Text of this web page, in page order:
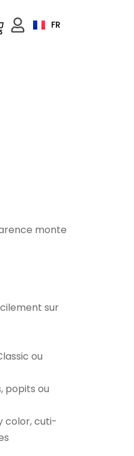
Cart FR
monte
sur
ou
popits ou
color, cuti-